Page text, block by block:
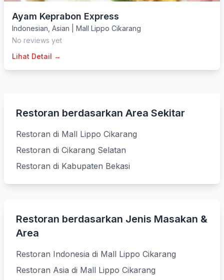
Ayam Keprabon Express
Indonesian Asian
Mall Lippo Cikarang
No reviews yet
Lihat Detail →
Restoran berdasarkan Area Sekitar
Restoran di Mall Lippo Cikarang
Restoran di Cikarang Selatan
Restoran di Kabupaten Bekasi
Restoran berdasarkan Jenis Masakan &
Area
Restoran Indonesia di Mall Lippo Cikarang
Restoran Asia di Mall Lippo Cikarang